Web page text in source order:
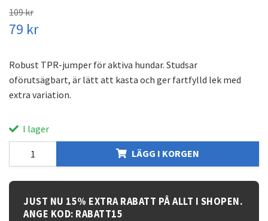
109 kr
79 kr
Robust TPR-jumper för aktiva hundar. Studsar
oförutsägbart, är lätt att kasta och ger fartfylld lek med
extra variation.
I lager
LÄGG I KORGEN
JUST NU 15% EXTRA RABATT PÅ ALLT I SHOPEN.
ANGE KOD: RABATT15